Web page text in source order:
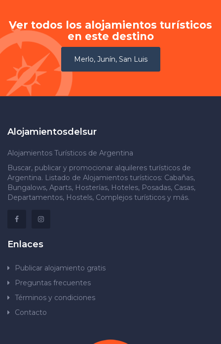
Ver todos los alojamientos turísticos
en este destino
Merlo, Junín, San Luis
Alojamientosdelsur
Alojamientos Turísticos de Argentina
Buscar, publicar y promocionar alquileres turísticos de
Argentina. Listado de Alojamientos turísticos: Cabañas,
Bungalows, Aparts, Hosterías, Hoteles, Posadas, Casas,
Departamentos, Hostels, Complejos turísticos y más.
Enlaces
Publicar alojamiento gratis
Preguntas frecuentes
Términos y condiciones
Contacto